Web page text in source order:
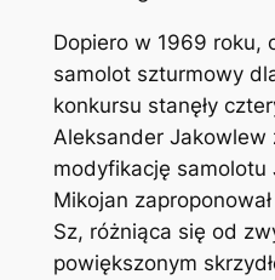
Dopiero w 1969 roku,
samolot szturmowy
konkursu stanęły
Aleksander Jakowlew
modyfikację samolotu
Mikojan
Sz, różniąca się od
powiększonym